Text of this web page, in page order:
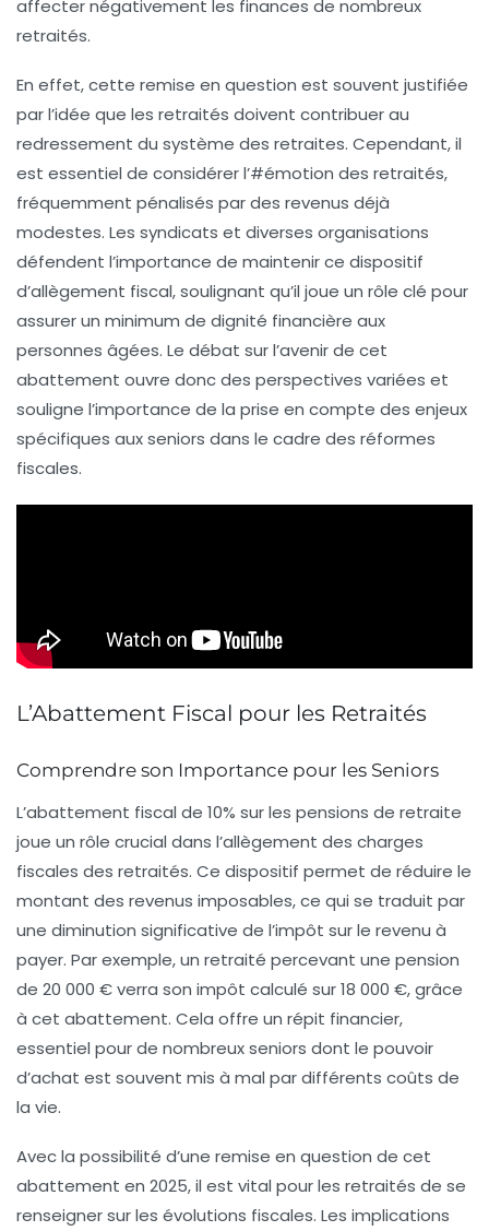
affecter négativement les finances de nombreux
retraités.
En effet, cette remise en question est souvent justifiée
par l’idée que les retraités doivent contribuer au
redressement du système des retraites. Cependant, il
est essentiel de considérer l’#émotion des retraités,
fréquemment pénalisés par des revenus déjà
modestes. Les syndicats et diverses organisations
défendent l’importance de maintenir ce dispositif
d’allègement fiscal, soulignant qu’il joue un rôle clé pour
assurer un minimum de dignité financière aux
personnes âgées. Le débat sur l’avenir de cet
abattement ouvre donc des perspectives variées et
souligne l’importance de la prise en compte des enjeux
spécifiques aux seniors dans le cadre des réformes
fiscales.
L’Abattement Fiscal pour les Retraités
Comprendre son Importance pour les Seniors
L’abattement fiscal de 10% sur les pensions de retraite
joue un rôle crucial dans l’allègement des charges
fiscales des retraités. Ce dispositif permet de réduire le
montant des revenus imposables, ce qui se traduit par
une diminution significative de l’impôt sur le revenu à
payer. Par exemple, un retraité percevant une pension
de 20 000 €verra son impôt calculé sur18 000 €, grâce
à cet abattement. Cela offre un répit financier,
essentiel pour de nombreux seniors dont le pouvoir
d’achat est souvent mis à mal par différents coûts de
la vie.
Avec la possibilité d’une remise en question de cet
abattement en 2025, il est vital pour les retraités de se
renseigner sur les évolutions fiscales. Les implications